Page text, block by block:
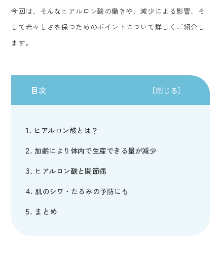
今回は、そんなヒアルロン酸の働きや、減少による影響、そ
して若々しさを保つためのポイントについて詳しくご紹介し
ます。
［閉じる］
目次
ヒアルロン酸とは？
加齢により体内で生産できる量が減少
ヒアルロン酸と関節痛
肌のシワ・たるみの予防にも
まとめ